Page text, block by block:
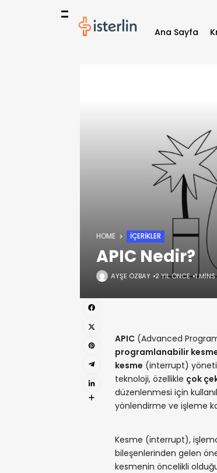
Ana Sayfa
HOME İÇERIKLER
APIC Nedir?
AYŞE ÖZBAY 2 YIL ÖNCE 1 MINS
APIC (Advanced
programlanabilir
kesme (interrupt)
teknoloji, özellikle çok
düzenlenmesi için
yönlendirme ve işleme
Kesme (interrupt),
bileşenlerinden gelen
kesmenin öncelikli